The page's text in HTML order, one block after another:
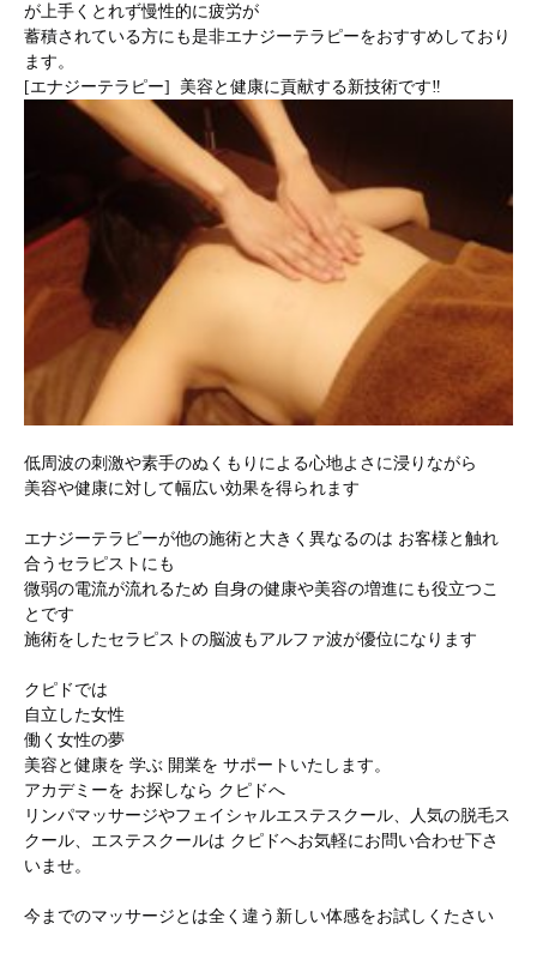
が上手くとれず慢性的に疲労が
蓄積されている方にも是非エナジーテラピーをおすすめしており
ます。
[エナジーテラピー] 美容と健康に貢献する新技術です‼︎
低周波の刺激や素手のぬくもりによる心地よさに浸りながら
美容や健康に対して幅広い効果を得られます
エナジーテラピーが他の施術と大きく異なるのは お客様と触れ
合うセラピストにも
微弱の電流が流れるため 自身の健康や美容の増進にも役立つこ
とです
施術をしたセラピストの脳波もアルファ波が優位になります
クピドでは
自立した女性
働く女性の夢
美容と健康を 学ぶ 開業を サポートいたします。
アカデミーを お探しなら クピドへ
リンパマッサージやフェイシャルエステスクール、人気の脱毛ス
クール、エステスクールは クピドへお気軽にお問い合わせ下さ
いませ。
今までのマッサージとは全く違う新しい体感をお試しくたさい